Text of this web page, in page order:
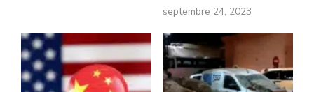
septembre 24, 2023